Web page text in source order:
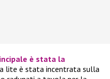
è stata la
lite è stata incentrata sulla